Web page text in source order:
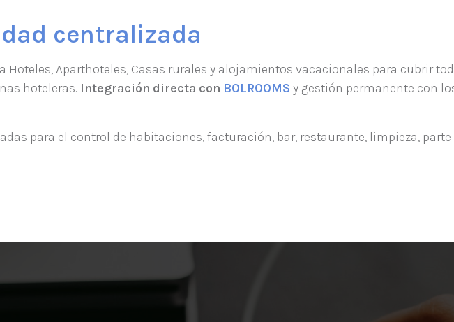
centralizada
Hoteles, Aparthoteles, Casas rurales y alojamientos vacacionales para cubrir
hoteleras. Integración directa con BOLROOMS y gestión permanente con
para el control de habitaciones, facturación, bar, restaurante, limpieza, parte